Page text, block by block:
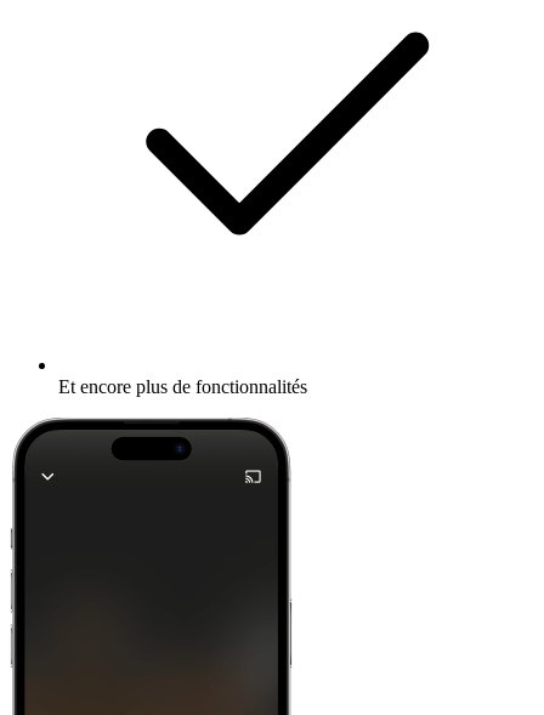
Et encore plus de fonctionnalités